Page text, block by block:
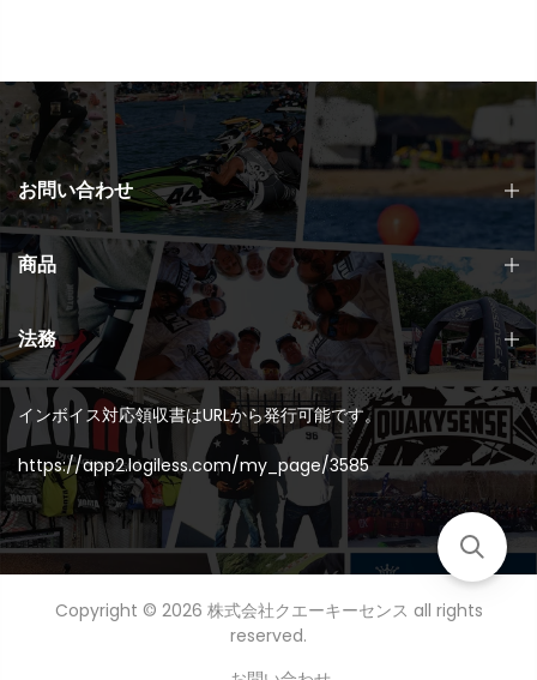
お問い合わせ
商品
法務
インボイス対応領収書はURLから発行可能です。
https://app2.logiless.com/my_page/3585
Copyright © 2026 株式会社クエーキーセンス all rights
reserved.